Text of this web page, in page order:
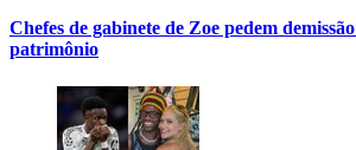
Chefes de gabinete de Zoe pedem
patrimônio